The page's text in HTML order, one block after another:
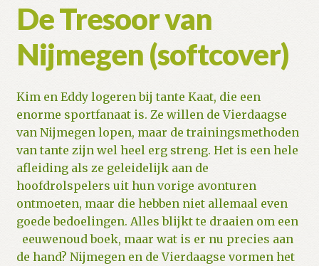
De Tresoor van
Nijmegen (softcover)
Kim en Eddy logeren bij tante Kaat, die een
enorme sportfanaat is. Ze willen de Vierdaagse
van Nijmegen lopen, maar de trainingsmethoden
van tante zijn wel heel erg streng. Het is een hele
afleiding als ze geleidelijk aan de
hoofdrolspelers uit hun vorige avonturen
ontmoeten, maar die hebben niet allemaal even
goede bedoelingen. Alles blijkt te draaien om een
eeuwenoud boek, maar wat is er nu precies aan
de hand? Nijmegen en de Vierdaagse vormen het